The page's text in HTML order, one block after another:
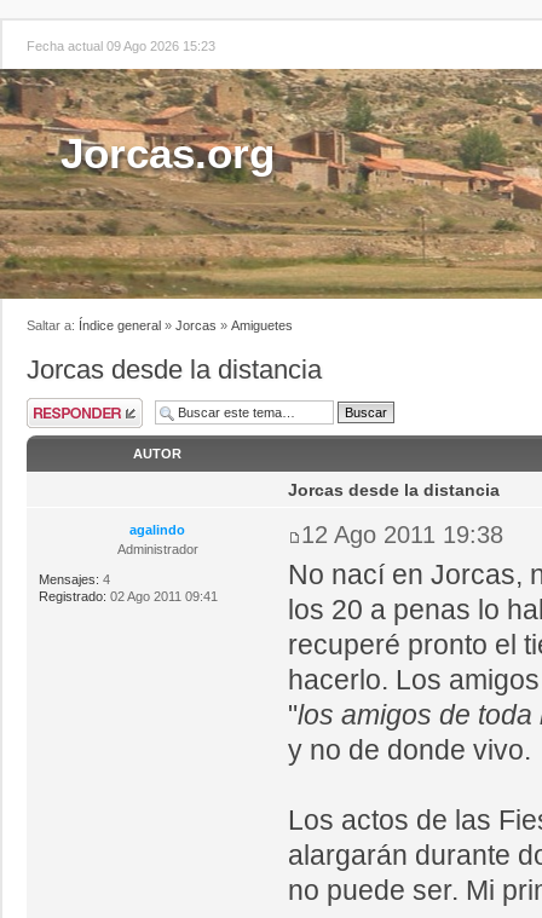
Fecha actual 09 Ago 2026 15:23
Jorcas.org
Saltar a: Índice general » Jorcas » Amiguetes
Jorcas desde la distancia
AUTOR
agalindo
Administrador
Mensajes: 4
Registrado: 02 Ago 2011 09:41
Jorcas desde la distancia
12 Ago 2011 19:38
No nací en Jorcas,
los 20 a penas lo
recuperé pronto el
hacerlo. Los
"los amigos de toda
y no de donde vivo.
Los actos de las
alargarán durante
no puede ser. Mi